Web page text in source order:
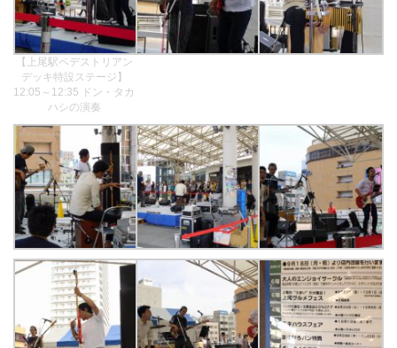
【上尾駅ペデストリアン
デッキ特設ステージ】
12:05～12:35 ドン・タカ
ハシの演奏